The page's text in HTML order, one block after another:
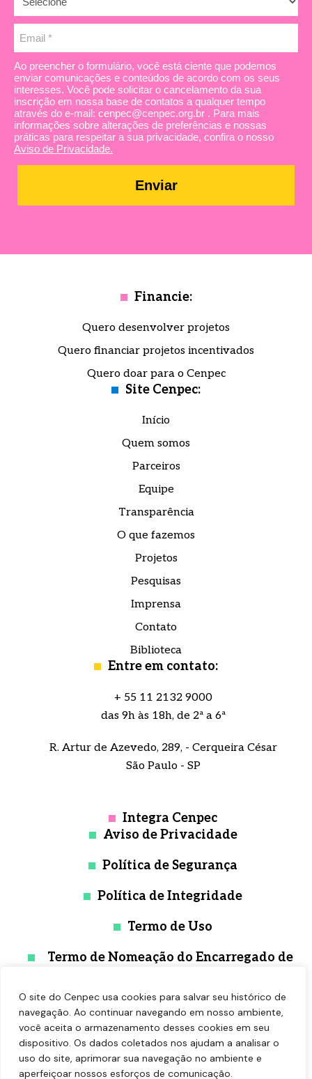
O site do Cenpec usa cookies para salvar seu histórico de
navegação. Ao continuar navegando em nosso ambiente,
você aceita o armazenamento desses cookies em seu
dispositivo. Os dados coletados nos ajudam a analisar o
uso do site, aprimorar sua navegação no ambiente e
aperfeiçoar nossos esforços de comunicação.
Ao preencher o formulário, você está ciente que podemos
enviar comunicações e conteúdos de acordo com os seus
interesses. Você pode solicitar o cancelamento da sua
inscrição em nossa base de contatos a qualquer tempo
através do e-mail: cenpec@cenpec.org.br . Para mais
informações sobre alterações de preferências e nossas
práticas para respeitar a sua privacidade, confira o nosso
Aviso de Privacidade.
Enviar
Financie:
Quero desenvolver projetos
Quero financiar projetos incentivados
Quero doar para o Cenpec
Site Cenpec:
Início
Quem somos
Parceiros
Equipe
Transparência
O que fazemos
Projetos
Pesquisas
Imprensa
Contato
Biblioteca
Entre em contato:
+ 55 11 2132 9000
das 9h às 18h, de 2ª a 6ª
R. Artur de Azevedo, 289, - Cerqueira César
São Paulo - SP
Integra Cenpec
Aviso de Privacidade
Política de Segurança
Política de Integridade
Termo de Uso
Termo de Nomeação do Encarregado de